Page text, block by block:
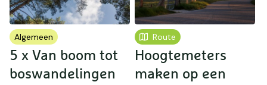
Algemeen
5 x Van boom tot
boswandelingen
Route
Hoogtemeters
maken op een